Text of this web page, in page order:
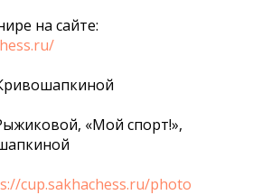
на сайте:
«Мой спорт!»,
cup.sakhachess.ru/photo